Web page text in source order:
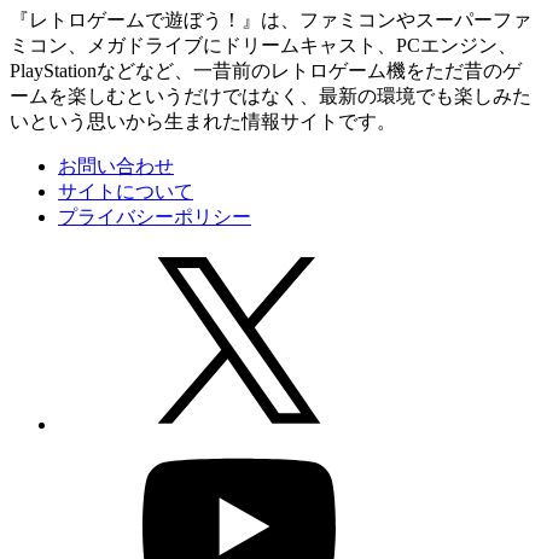
『レトロゲームで遊ぼう！』は、ファミコンやスーパーファ
ミコン、メガドライブにドリームキャスト、PCエンジン、
PlayStationなどなど、一昔前のレトロゲーム機をただ昔のゲ
ームを楽しむというだけではなく、最新の環境でも楽しみた
いという思いから生まれた情報サイトです。
お問い合わせ
サイトについて
プライバシーポリシー